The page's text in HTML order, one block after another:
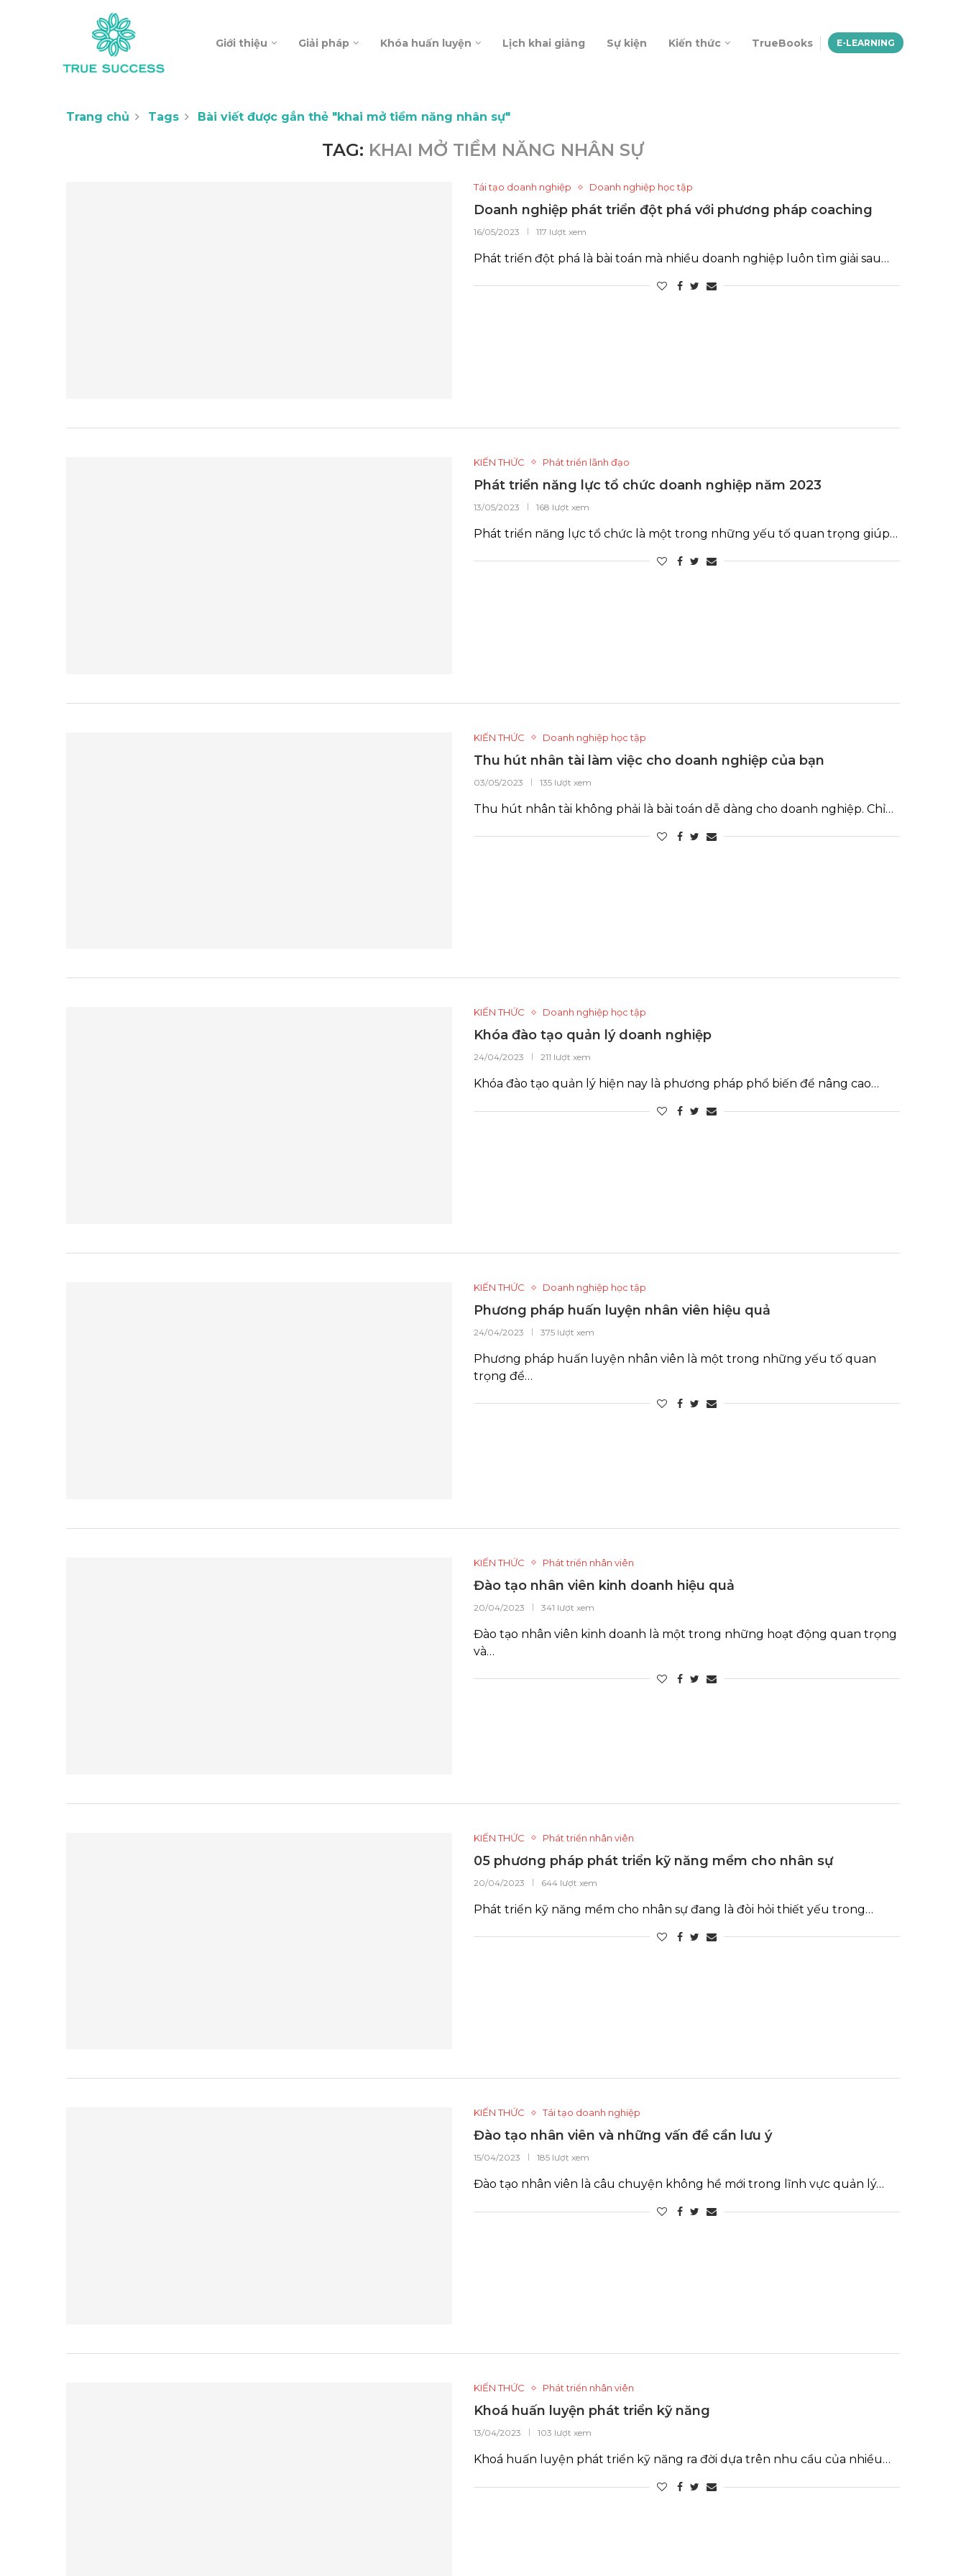
Giới thiệu Giải pháp Khóa huấn luyện Lịch khai giảng Sự kiện Kiến thức TrueBooks E-LEARNING
Trang chủ Tags Bài viết được gắn thẻ "khai mở tiềm năng nhân sự"
TAG: KHAI MỞ TIỀM NĂNG NHÂN SỰ
Tái tạo doanh nghiệp Doanh nghiệp học tập
Doanh nghiệp phát triển đột phá với phương pháp coaching
16/05/2023 117 lượt xem
Phát triển đột phá là bài toán mà nhiều doanh nghiệp luôn tìm giải sau…
KIẾN THỨC Phát triển lãnh đạo
Phát triển năng lực tổ chức doanh nghiệp năm 2023
13/05/2023 168 lượt xem
Phát triển năng lực tổ chức là một trong những yếu tố quan trọng giúp…
KIẾN THỨC Doanh nghiệp học tập
Thu hút nhân tài làm việc cho doanh nghiệp của bạn
03/05/2023 135 lượt xem
Thu hút nhân tài không phải là bài toán dễ dàng cho doanh nghiệp. Chỉ…
KIẾN THỨC Doanh nghiệp học tập
Khóa đào tạo quản lý doanh nghiệp
24/04/2023 211 lượt xem
Khóa đào tạo quản lý hiện nay là phương pháp phổ biến để nâng cao…
KIẾN THỨC Doanh nghiệp học tập
Phương pháp huấn luyện nhân viên hiệu quả
24/04/2023 375 lượt xem
Phương pháp huấn luyện nhân viên là một trong những yếu tố quan
trọng để…
KIẾN THỨC Phát triển nhân viên
Đào tạo nhân viên kinh doanh hiệu quả
20/04/2023 341 lượt xem
Đào tạo nhân viên kinh doanh là một trong những hoạt động quan trọng
và…
KIẾN THỨC Phát triển nhân viên
05 phương pháp phát triển kỹ năng mềm cho nhân sự
20/04/2023 644 lượt xem
Phát triển kỹ năng mềm cho nhân sự đang là đòi hỏi thiết yếu trong…
KIẾN THỨC Tái tạo doanh nghiệp
Đào tạo nhân viên và những vấn đề cần lưu ý
15/04/2023 185 lượt xem
Đào tạo nhân viên là câu chuyện không hề mới trong lĩnh vực quản lý…
KIẾN THỨC Phát triển nhân viên
Khoá huấn luyện phát triển kỹ năng
13/04/2023 103 lượt xem
Khoá huấn luyện phát triển kỹ năng ra đời dựa trên nhu cầu của nhiều…